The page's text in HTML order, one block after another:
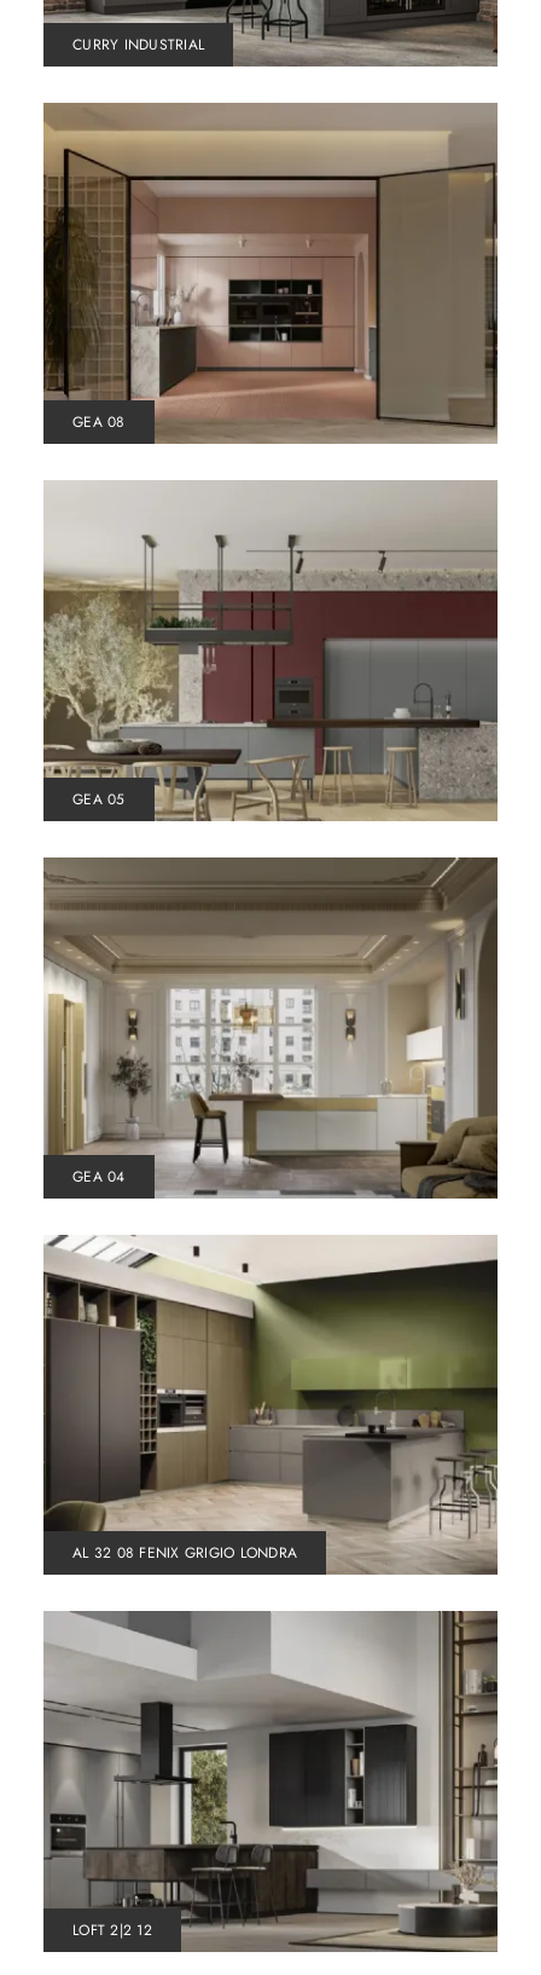
CURRY INDUSTRIAL
GEA 08
GEA 05
GEA 04
AL 32 08 FENIX GRIGIO LONDRA
LOFT 2|2 12